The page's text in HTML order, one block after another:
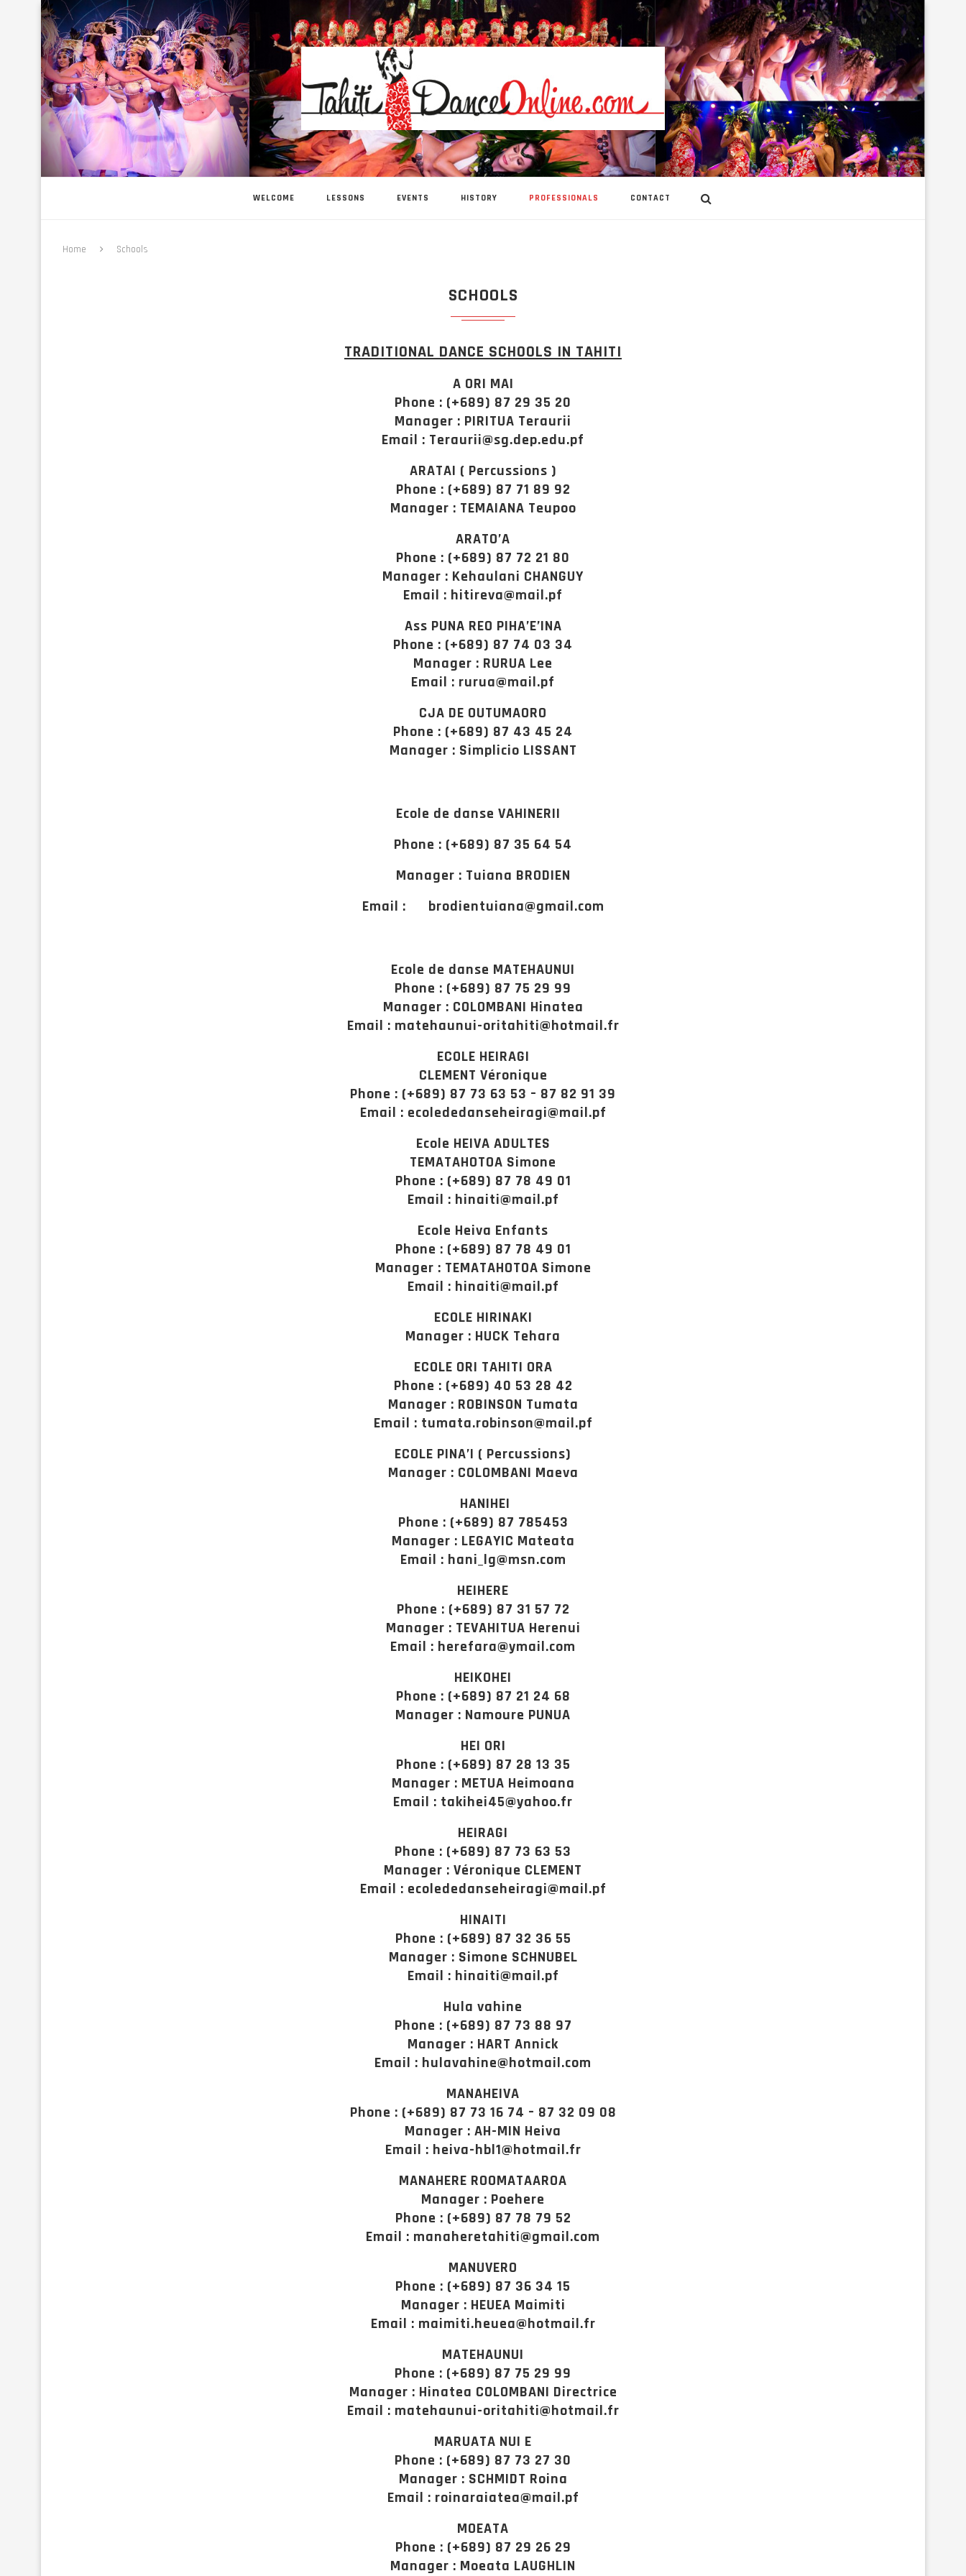
WELCOME LESSONS EVENTS HISTORY PROFESSIONALS CONTACT
Home Schools
SCHOOLS
TRADITIONAL DANCE SCHOOLS IN TAHITI
A ORI MAI
Phone : (+689) 87 29 35 20
Manager : PIRITUA Teraurii
Email : Teraurii@sg.dep.edu.pf
ARATAI ( Percussions )
Phone : (+689) 87 71 89 92
Manager : TEMAIANA Teupoo
ARATO’A
Phone : (+689) 87 72 21 80
Manager : Kehaulani CHANGUY
Email : hitireva@mail.pf
Ass PUNA REO PIHA’E’INA
Phone : (+689) 87 74 03 34
Manager : RURUA Lee
Email : rurua@mail.pf
CJA DE OUTUMAORO
Phone : (+689) 87 43 45 24
Manager : Simplicio LISSANT
Ecole de danse VAHINERII
Phone : (+689) 87 35 64 54
Manager : Tuiana BRODIEN
Email : brodientuiana@gmail.com
Ecole de danse MATEHAUNUI
Phone : (+689) 87 75 29 99
Manager : COLOMBANI Hinatea
Email : matehaunui-oritahiti@hotmail.fr
ECOLE HEIRAGI
CLEMENT Véronique
Phone : (+689) 87 73 63 53 – 87 82 91 39
Email : ecolededanseheiragi@mail.pf
Ecole HEIVA ADULTES
TEMATAHOTOA Simone
Phone : (+689) 87 78 49 01
Email : hinaiti@mail.pf
Ecole Heiva Enfants
Phone : (+689) 87 78 49 01
Manager : TEMATAHOTOA Simone
Email : hinaiti@mail.pf
ECOLE HIRINAKI
Manager : HUCK Tehara
ECOLE ORI TAHITI ORA
Phone : (+689) 40 53 28 42
Manager : ROBINSON Tumata
Email : tumata.robinson@mail.pf
ECOLE PINA’I ( Percussions)
Manager : COLOMBANI Maeva
HANIHEI
Phone : (+689) 87 785453
Manager : LEGAYIC Mateata
Email : hani_lg@msn.com
HEIHERE
Phone : (+689) 87 31 57 72
Manager : TEVAHITUA Herenui
Email : herefara@ymail.com
HEIKOHEI
Phone : (+689) 87 21 24 68
Manager : Namoure PUNUA
HEI ORI
Phone : (+689) 87 28 13 35
Manager : METUA Heimoana
Email : takihei45@yahoo.fr
HEIRAGI
Phone : (+689) 87 73 63 53
Manager : Véronique CLEMENT
Email : ecolededanseheiragi@mail.pf
HINAITI
Phone : (+689) 87 32 36 55
Manager : Simone SCHNUBEL
Email : hinaiti@mail.pf
Hula vahine
Phone : (+689) 87 73 88 97
Manager : HART Annick
Email : hulavahine@hotmail.com
MANAHEIVA
Phone : (+689) 87 73 16 74 – 87 32 09 08
Manager : AH-MIN Heiva
Email : heiva-hbl1@hotmail.fr
MANAHERE ROOMATAAROA
Manager : Poehere
Phone : (+689) 87 78 79 52
Email : manaheretahiti@gmail.com
MANUVERO
Phone : (+689) 87 36 34 15
Manager : HEUEA Maimiti
Email : maimiti.heuea@hotmail.fr
MATEHAUNUI
Phone : (+689) 87 75 29 99
Manager : Hinatea COLOMBANI Directrice
Email : matehaunui-oritahiti@hotmail.fr
MARUATA NUI E
Phone : (+689) 87 73 27 30
Manager : SCHMIDT Roina
Email : roinaraiatea@mail.pf
MOEATA
Phone : (+689) 87 29 26 29
Manager : Moeata LAUGHLIN